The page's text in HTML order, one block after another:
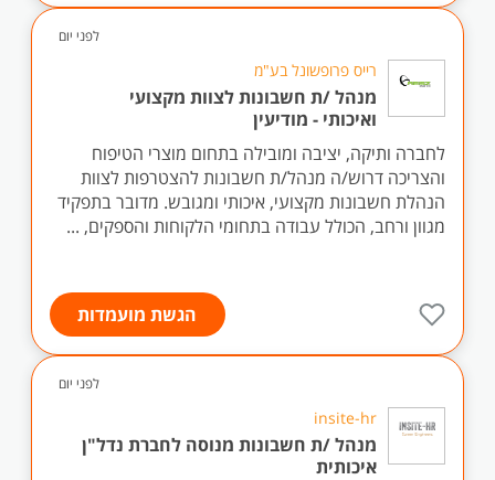
לפני יום
רייס פרופשונל בע"מ
מנהל /ת חשבונות לצוות מקצועי
ואיכותי - מודיעין
לחברה ותיקה, יציבה ומובילה בתחום מוצרי הטיפוח
והצריכה דרוש/ה מנהל/ת חשבונות להצטרפות לצוות
הנהלת חשבונות מקצועי, איכותי ומגובש. מדובר בתפקיד
מגוון ורחב, הכולל עבודה בתחומי הלקוחות והספקים, ...
הגשת מועמדות
לפני יום
insite-hr
מנהל /ת חשבונות מנוסה לחברת נדל"ן
איכותית